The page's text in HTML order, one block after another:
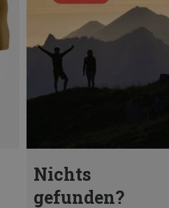
Nichts
gefunden?